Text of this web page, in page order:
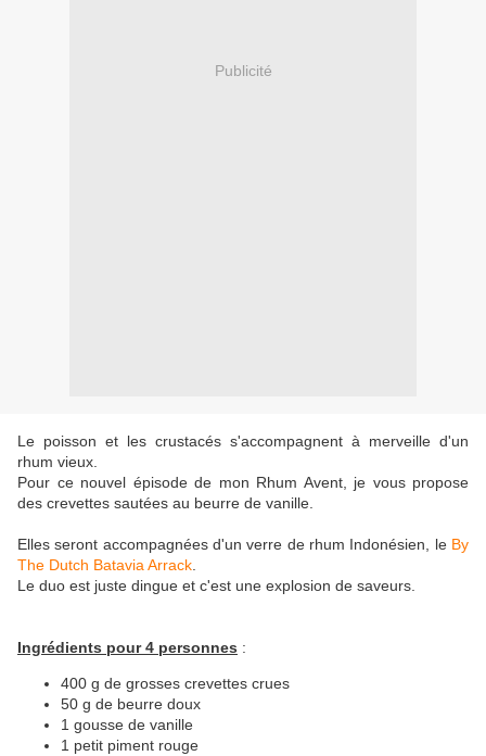
Publicité
Le poisson et les crustacés s'accompagnent à merveille d'un
rhum vieux.
Pour ce nouvel épisode de mon Rhum Avent, je vous propose
des crevettes sautées au beurre de vanille.
Elles seront accompagnées d'un verre de rhum Indonésien, le By
The Dutch Batavia Arrack
Le duo est juste dingue et c'est une explosion de saveurs.
Ingrédients pour 4 personnes :
400 g de grosses crevettes crues
50 g de beurre doux
1 gousse de vanille
1 petit piment rouge